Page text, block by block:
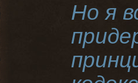
Но я